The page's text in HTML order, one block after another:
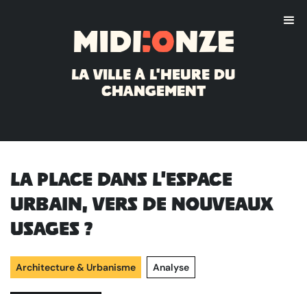
Midi:onze
La ville à l'heure du
changement
La place dans l'espace
urbain, vers de nouveaux
usages ?
Architecture & Urbanisme Analyse